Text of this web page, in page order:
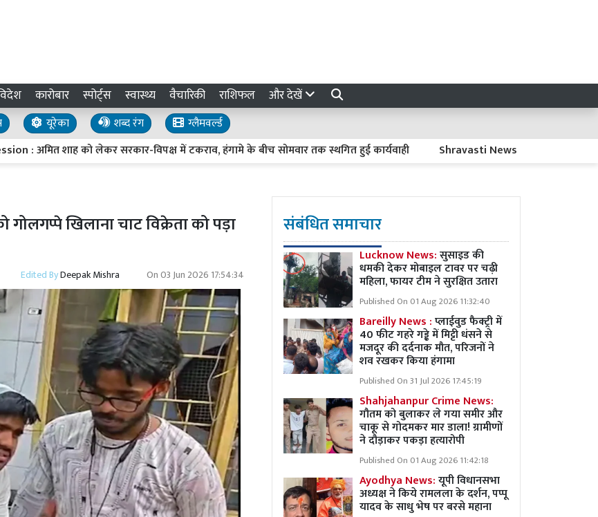
कारोबार स्पोर्ट्स स्वास्थ्य वैचारिकी राशिफल और देखें
यूरेका शब्द रंग
ग्लैमवर्ल्ड
शाह को लेकर सरकार-विपक्ष में टकराव, हंगामे के बीच सोमवार तक स्थगित हुई कार्यवाही Shravasti News : नवजात की मौत पर
खिलाना चाट विक्रेता को पड़ा
Edited ByDeepak Mishra On03 Jun 2026 17:54:34
संबंधित समाचार
Lucknow News:सुसाइड की
धमकी देकर मोबाइल टावर पर चढ़ी
महिला, फायर टीम ने सुरक्षित उतारा
Published On 01 Aug 2026 11:32:40
Bareilly News :प्लाईवुड फैक्ट्री में
40 फीट गहरे गड्ढे में मिट्टी धंसने से
मजदूर की दर्दनाक मौत, परिजनों ने
शव रखकर किया हंगामा
Published On 31 Jul 2026 17:45:19
Shahjahanpur Crime News:
गौतम को बुलाकर ले गया समीर और
चाकू से गोदमकर मार डाला! ग्रामीणों
ने दौड़ाकर पकड़ा हत्यारोपी
Published On 01 Aug 2026 11:42:18
Ayodhya News:यूपी विधानसभा
अध्यक्ष ने किये रामलला के दर्शन, पप्पू
यादव के साधु भेष पर बरसे महाना